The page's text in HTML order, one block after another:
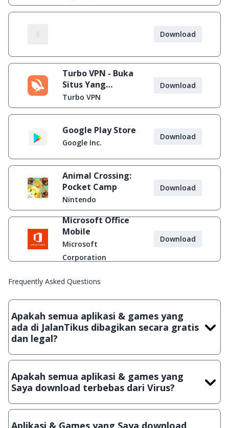
Download
Turbo VPN - Buka
Situs Yang
Diblokir
Turbo VPN
Download
Google Play Store
Google Inc.
Download
Animal Crossing:
Pocket Camp
Nintendo
Download
Microsoft Office
Mobile
Microsoft
Corporation
Download
Frequently Asked Questions
Apakah semua aplikasi & games yang
ada di JalanTikus dibagikan secara gratis
dan legal?
Ya, JalanTikus hanya membagikan aplikasi & games yang
crack, patch atau semacamnya.
Apakah semua aplikasi & games yang
Saya download terbebas dari Virus?
Ya, JalanTikus selalu melakukan scanning dengan 3 jenis
Aplikasi & Games yang Saya download